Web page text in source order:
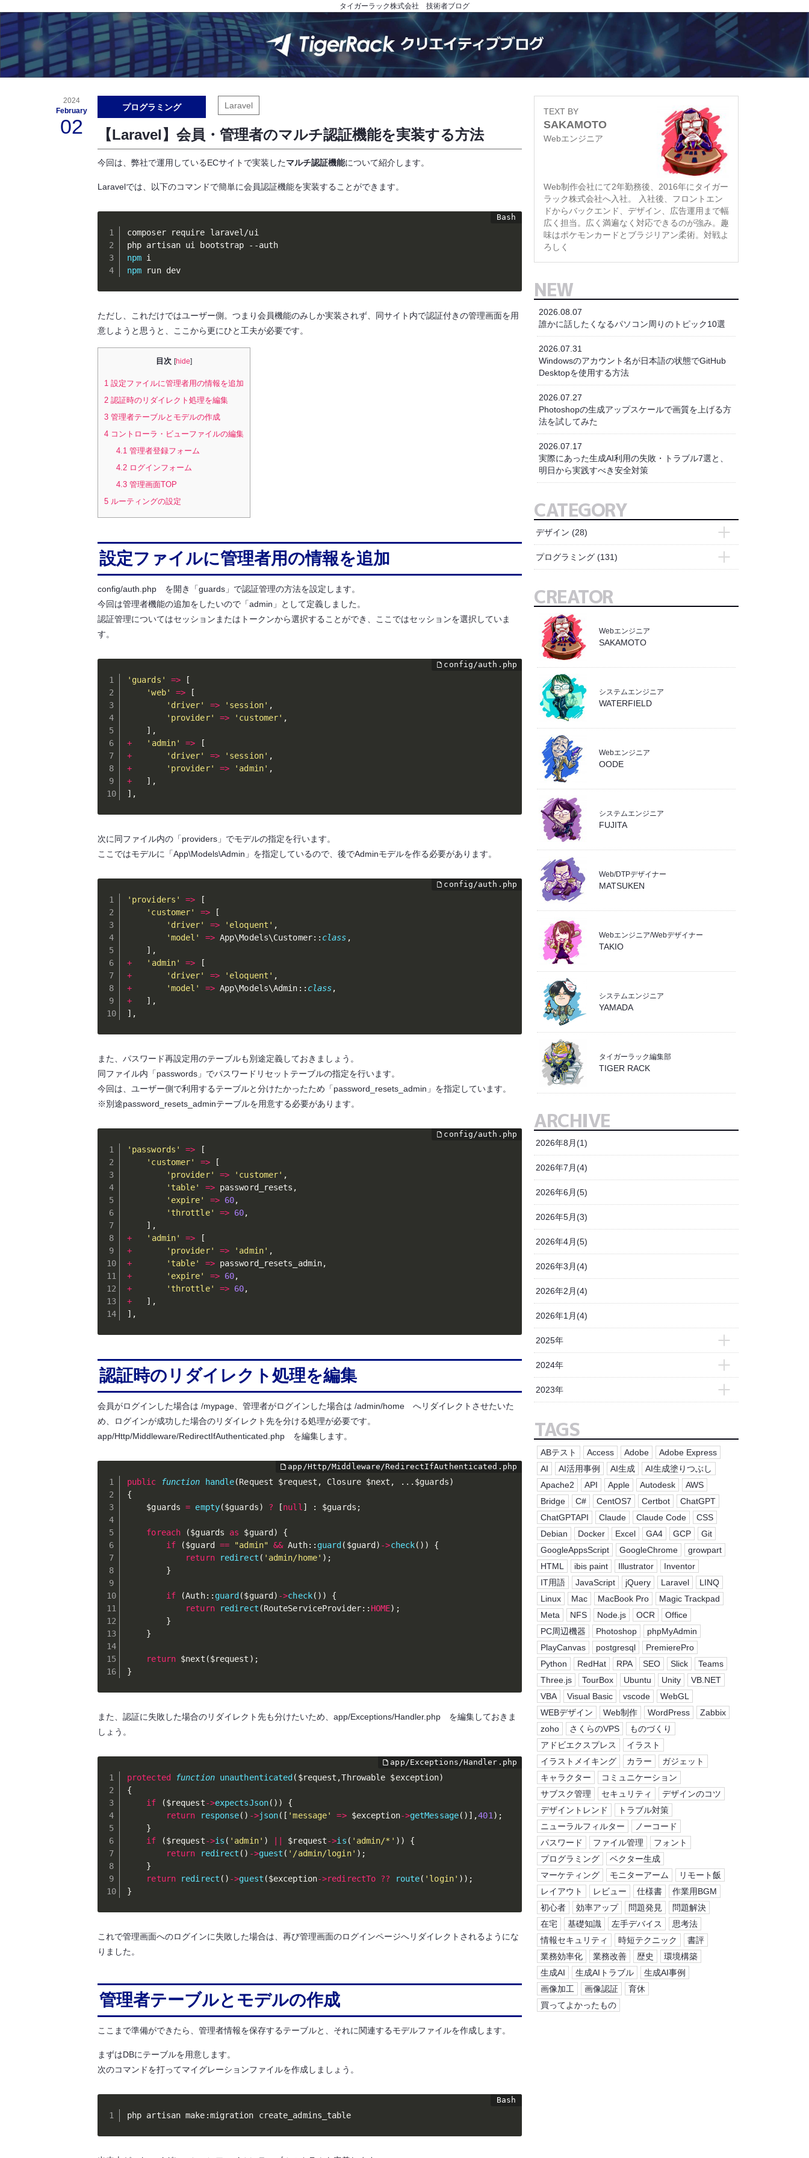
タイガーラック株式会社 技術者ブログ
2024
February
02
プログラミング Laravel
【Laravel】会員・管理者のマルチ認証機能を実装する方法
今回は、弊社で運用しているECサイトで実装したマルチ認証機能について紹介します。
Laravelでは、以下のコマンドで簡単に会員認証機能を実装することができます。
composer require laravel/ui
npm
npm run dev
ただし、これだけではユーザー側。つまり会員機能のみしか実装されず、同サイト内で認証付きの管理画面を用
意しようと思うと、ここから更にひと工夫が必要です。
目次 [hide]
1設定ファイルに管理者用の情報を追加
2認証時のリダイレクト処理を編集
3管理者テーブルとモデルの作成
4コントローラ・ビューファイルの編集
4.1管理者登録フォーム
4.2ログインフォーム
4.3管理画面TOP
5ルーティングの設定
設定ファイルに管理者用の情報を追加
config/auth.php を開き「guards」で認証管理の方法を設定します。
今回は管理者機能の追加をしたいので「admin」として定義しました。
認証管理についてはセッションまたはトークンから選択することができ、ここではセッションを選択していま
す。
'guards' =>
[
'web'
=>
[
'driver'
=> 'session' ,
'provider'
=> 'customer' ,
] ,
+
'admin' =>
[
+
'driver' => 'session' ,
+
'provider' => 'admin' ,
+
] ,
] ,
次に同ファイル内の「providers」でモデルの指定を行います。
ここではモデルに「App\Models\Admin」を指定しているので、後でAdminモデルを作る必要があります。
'providers' =>
[
'customer'
=>
[
'driver'
=> 'eloquent' ,
'model'
=> App\Models\Customer: : class ,
] ,
+
'admin' =>
[
+
'driver' => 'eloquent' ,
+
'model' => App\Models\Admin : : class,
+
] ,
] ,
また、パスワード再設定用のテーブルも別途定義しておきましょう。
同ファイル内「passwords」でパスワードリセットテーブルの指定を行います。
今回は、ユーザー側で利用するテーブルと分けたかったため「password_resets_admin」を指定しています。
※別途password_resets_adminテーブルを用意する必要があります。
'passwords' =>
[
'customer'
=>
[
'provider'
=> 'customer' ,
'table'
=> password_resets ,
'expire'
=> 60,
'throttle'
=> 60,
] ,
+
'admin' =>
[
+
'provider' => 'admin' ,
+
'table' => password_resets_admin,
+
'expire' => 60,
+
'throttle' => 60,
+
] ,
] ,
認証時のリダイレクト処理を編集
会員がログインした場合は /mypage、管理者がログインした場合は /admin/home へリダイレクトさせたいた
め、ログインが成功した場合のリダイレクト先を分ける処理が必要です。
app/Http/Middleware/RedirectIfAuthenticated.php を編集します。
public function handle(Request $request , Closure $next , . . . $guards)
{
$guards = empty($guards) ? [null ] : $guards ;
foreach ($guards as $guard )
{
if
($guard == "admin" && Auth: : guard ( $guard ) ->check( ) )
{
return
redirect ( 'admin/home' ) ;
}
if (Auth: : guard ($guard ) ->check( ) )
{
return
redirect (RouteServiceProvider: : HOME) ;
}
}
return $next ($request ) ;
}
また、認証に失敗した場合のリダイレクト先も分けたいため、app/Exceptions/Handler.php を編集しておきま
しょう。
protected function unauthenticated ( $request ,Throwable $exception)
{
if
($request->expectsJson( ) )
{
return
response( ) ->json( [ 'message' => $exception->getMessage( ) ] ,401 ) ;
}
if
($request->is ( 'admin' ) $request->is ( 'admin/*' ) )
{
return
redirect ( ) ->guest ( '/admin/login' ) ;
}
return
redirect ( ) ->guest ($exception->redirectTo ?? route( 'login' ) ) ;
}
これで管理画面へのログインに失敗した場合は、再び管理画面のログインページへリダイレクトされるようにな
りました。
管理者テーブルとモデルの作成
ここまで準備ができたら、管理者情報を保存するテーブルと、それに関連するモデルファイルを作成します。
まずはDBにテーブルを用意します。
次のコマンドを打ってマイグレーションファイルを作成しましょう。
php artisan make:migration create_admins_table
TEXT BY
SAKAMOTO
Webエンジニア
Web制作会社にて2年勤務後、2016年にタイガー
ラック株式会社へ入社。 入社後、フロントエン
ドからバックエンド、デザイン、広告運用まで幅
広く担当。広く満遍なく対応できるのが強み。趣
味はポケモンカードとブラジリアン柔術。対戦よ
ろしく
NEW
2026.08.07
誰かに話したくなるパソコン周りのトピック10選
2026.07.31
Windowsのアカウント名が日本語の状態でGitHub
Desktopを使用する方法
2026.07.27
Photoshopの生成アップスケールで画質を上げる方
法を試してみた
2026.07.17
実際にあった生成AI利用の失敗・トラブル7選と、
明日から実践すべき安全対策
CATEGORY
デザイン (28)
- Adobe Express(2)
- Bridge(1)
- Illustrator(7)
- Photoshop(10)
- PremierePro
(1)
- イラスト(5)
- 業務効率化(4)
プログラミング(131)
- Docker(4)
- Excel(3)
- git(6)
- Linux(20)
- PHP(12)
- SQL(18)
- WebGL(1)
- wordpress(4)
- ZOHO(6)
- システム
- バックエンド
- フロントエンド
- 業務効率化
(36)
CREATOR
Webエンジニア
SAKAMOTO
システムエンジニア
WATERFIELD
Webエンジニア
OODE
システムエンジニア
FUJITA
Web/DTPデザイナー
MATSUKEN
Webエンジニア/Webデザイナー
TAKIO
システムエンジニア
YAMADA
タイガーラック編集部
TIGER RACK
ARCHIVE
2026年8月(1)
2026年7月(4)
2026年6月(5)
2026年5月(3)
2026年4月(5)
2026年3月(4)
2026年2月(4)
2026年1月(4)
2025年
- 2025年12月(3)
- 2025年11月(4)
- 2025年8月(3)
- 2025年7月(4)
- 2025年6月(5)
- 2025年5月(4)
- 2025年4月(4)
- 2025年3月(4)
- 2025年2月(4)
- 2025年1月(5)
2024年
- 2024年12月(3)
- 2024年11月(5)
- 2024年10月(4)
- 2024年9月(4)
- 2024年8月(3)
- 2024年7月(5)
- 2024年6月(4)
- 2024年5月(4)
- 2024年4月(4)
- 2024年3月(4)
- 2024年2月(5)
- 2024年1月(3)
2023年
- 2023年11月(4)
- 2023年10月(4)
- 2023年9月(5)
- 2023年8月(2)
- 2023年7月(4)
- 2023年6月(1)
- 2023年5月(1)
- 2023年4月(8)
TAGS
ABテスト Access Adobe
Adobe Express
AI
AI活用事例 AI生成
AI生成塗りつぶし
Apache2
API Apple Autodesk
AWS
Bridge
C# CentOS7 Certbot
ChatGPT
ChatGPTAPI
Claude Claude Code
CSS
Debian
Docker Excel GA4 GCP
Git
GoogleAppsScript
GoogleChrome
growpart
HTML
ibis paint Illustrator
Inventor
IT用語
JavaScript jQuery Laravel
LINQ
Linux
Mac MacBook Pro
Magic Trackpad
Meta
NFS Node.js OCR
Office
PC周辺機器
Photoshop
phpMyAdmin
PlayCanvas
postgresql
PremierePro
Python
RedHat RPA SEO Slick
Teams
Three.js
TourBox Ubuntu Unity
VB.NET
VBA
Visual Basic vscode
WebGL
WEBデザイン
Web制作 WordPress
Zabbix
zoho
さくらのVPS
ものづくり
アドビエクスプレス
イラスト
イラストメイキング
カラー
ガジェット
キャラクター
コミュニケーション
サブスク管理
セキュリティ
デザインのコツ
デザイントレンド
トラブル対策
ニューラルフィルター
ノーコード
パスワード
ファイル管理
フォント
プログラミング
ベクター生成
マーケティング
モニターアーム
リモート飯
レイアウト
レビュー 仕様書
作業用BGM
初心者
効率アップ 問題発見
問題解決
在宅
基礎知識 左手デバイス
思考法
情報セキュリティ
時短テクニック
書評
業務効率化
業務改善 歴史
環境構築
生成AI
生成AIトラブル
生成AI事例
画像加工
画像認証
育休
買ってよかったもの